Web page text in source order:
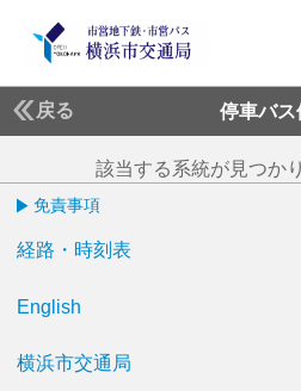
戻る 停車バス
該当する系統が見つか
免責事項
経路・時刻表
English
横浜市交通局